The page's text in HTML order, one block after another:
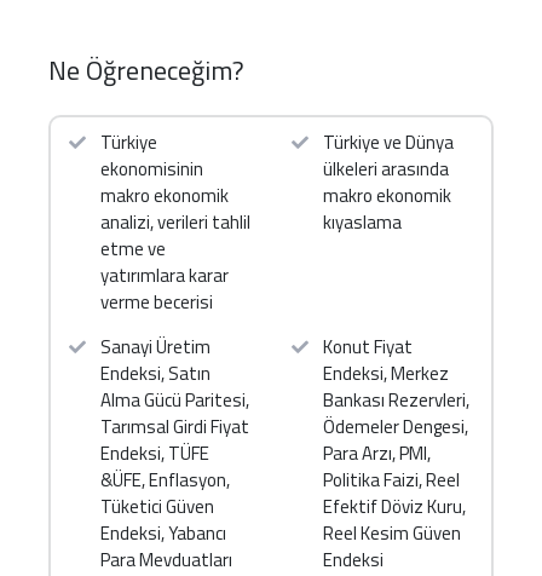
yönelik tahminler gerçekleştirebilecek ve en önemlisi
kararlarınız ile yatırım yapabileceksiniz.
Bu eğitimde neler öğreneceksiniz?
Türkiye ekonomisinin makro ve mikro analizi,
verileri tahlil etme ve yatırımlara karar verme
becerisi
TÜİK ve TCMB gibi farklı kurumların düzenli
açıkladığı, 30 farklı makro ekonomik göstergenin
ne anlama geldiğini ve nasıl yorumlanacağını
Milli gelir, enflasyon oranları, dış borçlar, CDS,
getiri verim eğrisi, merkez bankasının rezervleri
gibi bir çok önemli makroekonomik göstergenin
yorumlanmasını, bu göstergelerde Türkiye’nin
geçmişini, geleceğini ve Dünya ülkeleri ile
kıyaslanmasını
Ne Öğreneceğim?
Türkiye
ekonomisinin
makro ekonomik
analizi, verileri tahlil
etme ve
yatırımlara karar
verme becerisi
Türkiye ve Dünya
ülkeleri arasında
makro ekonomik
kıyaslama
Sanayi Üretim
Endeksi, Satın
Alma Gücü Paritesi,
Tarımsal Girdi Fiyat
Endeksi, TÜFE
&ÜFE, Enflasyon,
Tüketici Güven
Endeksi, Yabancı
Para Mevduatları
Konut Fiyat
Endeksi, Merkez
Bankası Rezervleri,
Ödemeler Dengesi,
Para Arzı, PMI,
Politika Faizi, Reel
Efektif Döviz Kuru,
Reel Kesim Güven
Endeksi